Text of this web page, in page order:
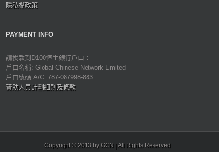
隱私權政策
PAYMENT INFO
請捐款到D100恒生銀行戶口：
戶口名稱: Global Chinese Network Limited
戶口號碼 A/C: 787-087998-883
贊助人員計劃細則及條款
Copyright © 2013 by GCN | All Rights Reserved